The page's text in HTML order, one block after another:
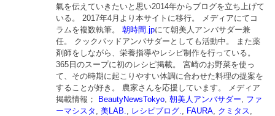
氣を伝えていきたいと思い2014年からブログを立ち上げて
いる。 2017年4月より本サイトに移行。 メディアにてコ
ラムを複数執筆。朝時間.jpにて朝美人アンバサダー兼
任。 クックパッドアンバサダーとしても活動中。 また薬
剤師をしながら、栄養指導やレシピ制作を行っている。
365日のスープに初のレシピ掲載。 宮崎のお野菜を使っ
て、その時期に起こりやすい体調に合わせた料理の提案を
することが好き。 農家さんを応援しています。 メディア
掲載情報； BeautyNewsTokyo ,朝美人アンバサダー
ファ
ーマシスタ
,美LAB. レシピブログ. FAURA クミタス